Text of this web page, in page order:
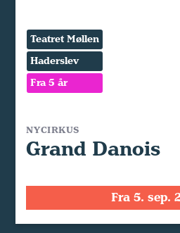
Teatret Møllen
Haderslev
Fra 5 år
NYCIRKUS
Grand Danois
Fra 5. sep.